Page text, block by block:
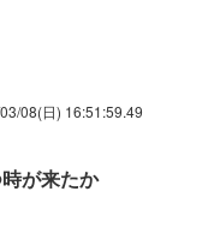
08(日) 16:51:59.49
が来たか